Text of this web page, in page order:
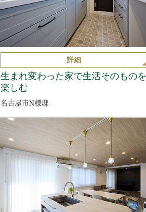
詳細
生まれ変わった家で生活そのものを
楽しむ
名古屋市N様邸